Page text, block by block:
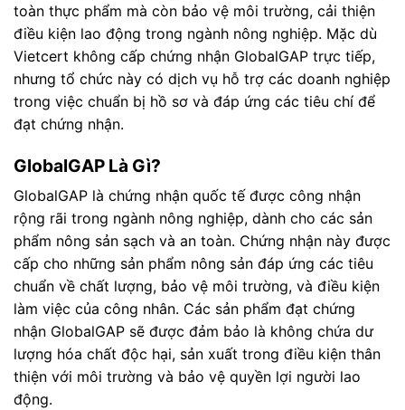
toàn thực phẩm mà còn bảo vệ môi trường, cải thiện
điều kiện lao động trong ngành nông nghiệp. Mặc dù
Vietcert không cấp chứng nhận GlobalGAP trực tiếp,
nhưng tổ chức này có dịch vụ hỗ trợ các doanh nghiệp
trong việc chuẩn bị hồ sơ và đáp ứng các tiêu chí để
đạt chứng nhận.
GlobalGAP Là Gì?
GlobalGAP là chứng nhận quốc tế được công nhận
rộng rãi trong ngành nông nghiệp, dành cho các sản
phẩm nông sản sạch và an toàn. Chứng nhận này được
cấp cho những sản phẩm nông sản đáp ứng các tiêu
chuẩn về chất lượng, bảo vệ môi trường, và điều kiện
làm việc của công nhân. Các sản phẩm đạt chứng
nhận GlobalGAP sẽ được đảm bảo là không chứa dư
lượng hóa chất độc hại, sản xuất trong điều kiện thân
thiện với môi trường và bảo vệ quyền lợi người lao
động.